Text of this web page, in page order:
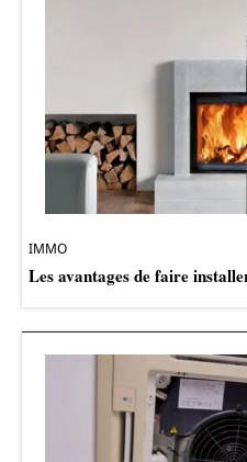
IMMO
Les avantages de faire